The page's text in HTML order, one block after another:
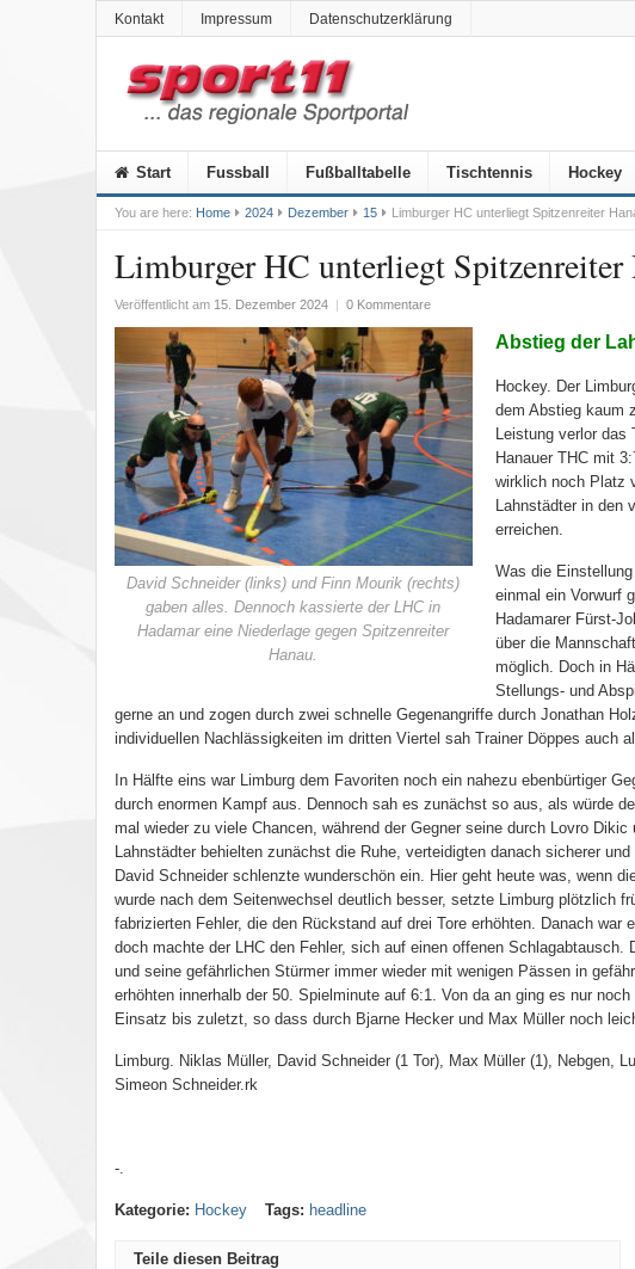
Kontakt Impressum Datenschutzerklärung
Start Fussball Fußballtabelle Tischtennis Hockey
You are here: Home 2024 Dezember 15 Limburger HC unterliegt Spitzenreiter
Limburger HC unterliegt
Veröffentlicht am 15. Dezember 2024 | 0 Kommentare
David Schneider (links) und Finn Mourik (rechts)
gaben alles. Dennoch kassierte der LHC in
Hadamar eine Niederlage gegen Spitzenreiter
Hanau.
Abstieg der
Hockey. Der
dem Abstieg kaum
Leistung verlor das
Hanauer THC mit
wirklich noch Platz
Lahnstädter in den
erreichen.
Was die
einmal ein Vorwurf
Hadamarer Fürst-
über die
möglich. Doch in
Stellungs- und
gerne an und zogen durch zwei schnelle Gegenangriffe durch Jonathan
individuellen Nachlässigkeiten im dritten Viertel sah Trainer Döppes auch
In Hälfte eins war Limburg dem Favoriten noch ein nahezu ebenbürtiger
durch enormen Kampf aus. Dennoch sah es zunächst so aus, als würde
mal wieder zu viele Chancen, während der Gegner seine durch Lovro
Lahnstädter behielten zunächst die Ruhe, verteidigten danach sicherer
David Schneider schlenzte wunderschön ein. Hier geht heute was, wenn
wurde nach dem Seitenwechsel deutlich besser, setzte Limburg plötzlich
fabrizierten Fehler, die den Rückstand auf drei Tore erhöhten. Danach
doch machte der LHC den Fehler, sich auf einen offenen
und seine gefährlichen Stürmer immer wieder mit wenigen Pässen in
erhöhten innerhalb der 50. Spielminute auf 6:1. Von da an ging es nur
Einsatz bis zuletzt, so dass durch Bjarne Hecker und Max Müller noch
Limburg. Niklas Müller, David Schneider (1 Tor), Max Müller (1), Nebgen,
Simeon Schneider.rk
-.
Kategorie: Hockey Tags: headline
Teile diesen Beitrag